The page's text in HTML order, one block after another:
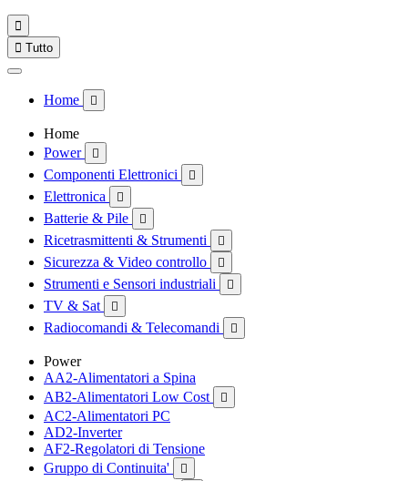

 Tutto
Home 
Home
Power

Componenti Elettronici 
Elettronica 
Batterie & Pile 
Ricetrasmittenti & Strumenti 
Sicurezza & Video controllo 
Strumenti e Sensori industriali 
TV & Sat 
Radiocomandi & Telecomandi 
Power
AA2-Alimentatori a Spina
AB2-Alimentatori Low Cost

AC2-Alimentatori PC
AD2-Inverter
AF2-Regolatori di Tensione
Gruppo di Continuita'
